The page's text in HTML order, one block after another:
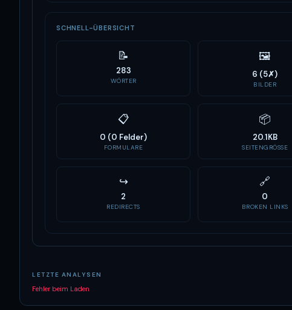
SCHNELL-ÜBERSICHT
📝
283
WÖRTER
🖼
6 (5✗)
BILDER
📋
0 (0 Felder)
FORMULARE
📦
20.1KB
SEITENGRÖSSE
↪
2
REDIRECTS
🔗
0
BROKEN LINKS
LETZTE ANALYSEN
Fehler beim Laden